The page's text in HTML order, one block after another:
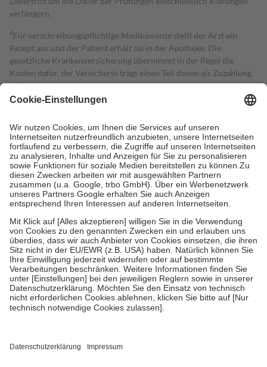
verlängern.
4Für verschreibungspflichtige Medikamente stellt der Arzt ein
Rezept aus und der Patient erhält sie in der Apotheke. Die
gesetzliche Krankenversicherung übernimmt in der Regel die
Kosten dafür, der Versicherte trägt einen Teil davon als Zuzahlung
mit.
Grundsätzlich leisten Mitglieder Zuzahlungen in Höhe von zehn
höchstens zehn Euro.
Es sind jedoch nie mehr als die tatsächlichen
Kosten der Leistung zu entrichten.
Diese Regeln gelten grundsätzlich auch für Online-Apotheken.
Bei Heilmitteln und häuslicher Krankenpflege beträgt die
Zuzahlung zehn Prozent der Kosten sowie zehn Euro je
Verordnung.
Um das Engagement der Versicherten für ihre eigene Gesundheit zu
stärken und die besondere Stellung der Familie zu unterstützen,
fallenkeine Zuzahlungenan bei:
• Kindern und Jugendlichen bis zum vollendeten 18. Lebensjahr
mit Ausnahme der Fahrkosten
• Untersuchungen zur Vorsorge und Früherkennung, die von der
GKV getragen werden
• empfohlenen Schutzimpfungen
• Harn- und Blutteststreifen
getroffen, um sicherzustellen, dass es sich um echte Bewertungen